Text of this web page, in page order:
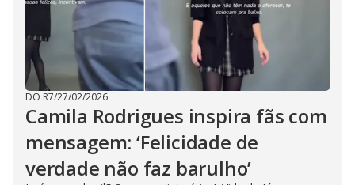
DO R7/27/02/2026
Camila Rodrigues inspira fãs com
mensagem: ‘Felicidade de
verdade não faz barulho’